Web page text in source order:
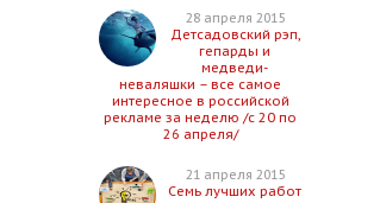
28 апреля 2015
Детсадовский рэп,
гепарды и
медведи-
неваляшки – все самое
интересное в российской
рекламе за неделю /с 20 по
26 апреля/
21 апреля 2015
Семь лучших работ